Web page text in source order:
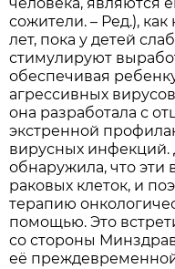
сожители. – Ред.),
лет, пока у детей
стимулируют
обеспечивая
агрессивных
она разработала с
экстренной
вирусных
обнаружила, что
раковых клеток, и
терапию
помощью. Это
со стороны
её преждевременной